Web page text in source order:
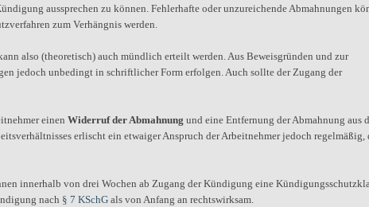
aussprechen zu können. Fehlerhafte oder unzureichende Abmahnungen
zum Verhängnis werden.
also (theoretisch) auch mündlich erteilt werden. Aus Beweisgründen und zur
jedoch unbedingt in schriftlicher Form erfolgen. Auch sollte der Zugang der
einen Widerruf der Abmahnung und eine Entfernung der Abmahnung aus
erlischt ein etwaiger Anspruch der Arbeitnehmer jedoch regelmäßig,
innerhalb von drei Wochen ab Zugang der Kündigung eine
nach § 7 KSchG als von Anfang an rechtswirksam.